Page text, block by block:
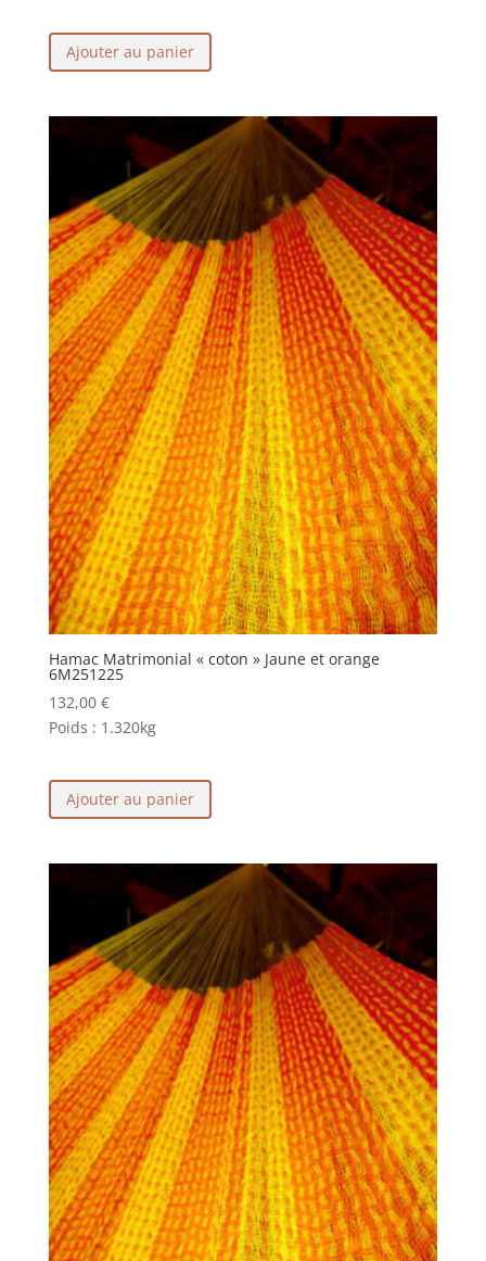
Ajouter au panier
Hamac Matrimonial « coton » Jaune et orange
6M251225
132,00 €
Poids : 1.320kg
Ajouter au panier